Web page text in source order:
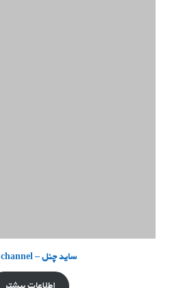
ساید چنل – side channel